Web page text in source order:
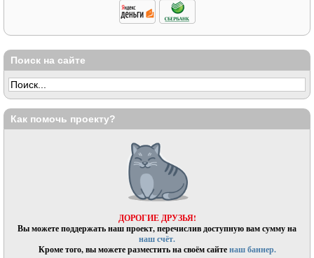
Поиск на сайте
Как помочь проекту?
ДОРОГИЕ ДРУЗЬЯ!
Вы можете поддержать наш проект, перечислив доступную вам сумму на
наш счёт.
Кроме того, вы можете разместить на своём сайтенаш баннер.